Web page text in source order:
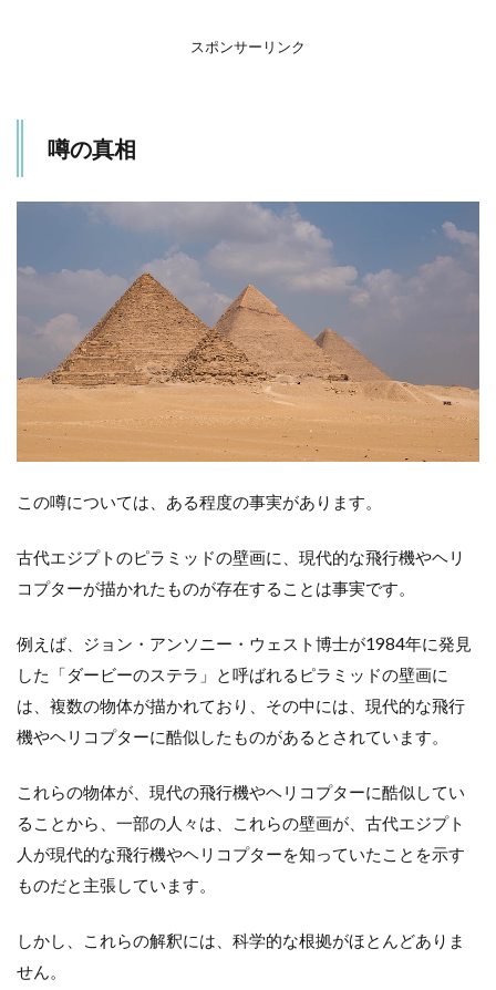
スポンサーリンク
噂の真相
この噂については、ある程度の事実があります。
古代エジプトのピラミッドの壁画に、現代的な飛行機やヘリ
コプターが描かれたものが存在することは事実です。
例えば、ジョン・アンソニー・ウェスト博士が1984年に発見
した「ダービーのステラ」と呼ばれるピラミッドの壁画に
は、複数の物体が描かれており、その中には、現代的な飛行
機やヘリコプターに酷似したものがあるとされています。
これらの物体が、現代の飛行機やヘリコプターに酷似してい
ることから、一部の人々は、これらの壁画が、古代エジプト
人が現代的な飛行機やヘリコプターを知っていたことを示す
ものだと主張しています。
しかし、これらの解釈には、科学的な根拠がほとんどありま
せん。